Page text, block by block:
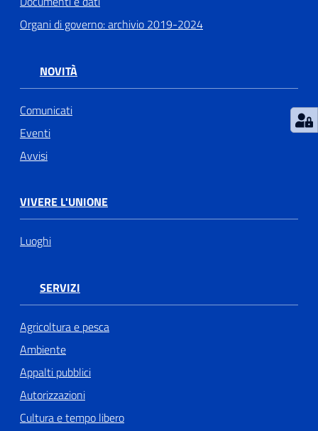
Organi di governo: archivio 2019-2024
NOVITÀ
Comunicati
Eventi
Avvisi
VIVERE L'UNIONE
Luoghi
SERVIZI
Agricoltura e pesca
Ambiente
Appalti pubblici
Autorizzazioni
Cultura e tempo libero